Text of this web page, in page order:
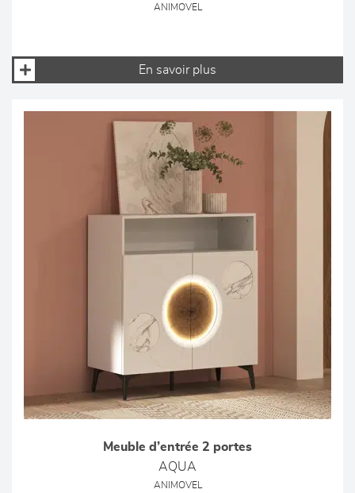
ANIMOVEL
En savoir plus
Meuble d’entrée 2 portes
AQUA
ANIMOVEL